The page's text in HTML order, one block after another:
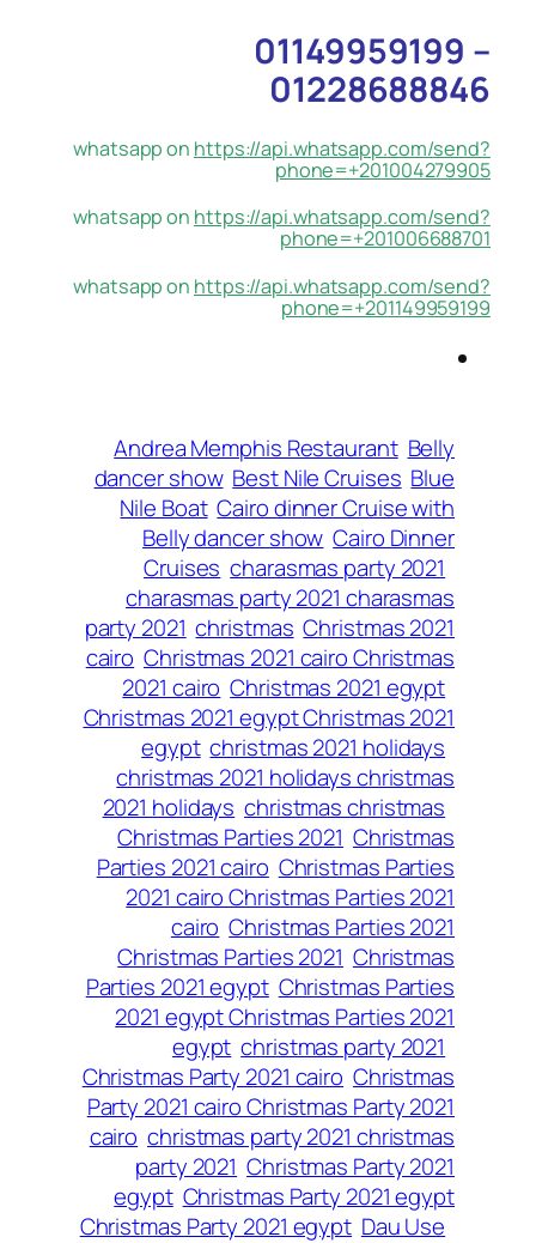
01149959199 –
01228688846
whatsapp on https://api.whatsapp.com/send?
phone=+201004279905
whatsapp on https://api.whatsapp.com/send?
phone=+201006688701
whatsapp on https://api.whatsapp.com/send?
phone=+201149959199
Andrea Memphis Restaurant Belly
dancer show Best Nile Cruises Blue
Nile Boat Cairo dinner Cruise with
Belly dancer show Cairo Dinner
Cruises charasmas party 2021
charasmas party 2021 charasmas
party 2021 christmas Christmas 2021
cairo Christmas 2021 cairo Christmas
2021 cairo Christmas 2021 egypt
Christmas 2021 egypt Christmas 2021
egypt christmas 2021 holidays
christmas 2021 holidays christmas
2021 holidays christmas christmas
Christmas Parties 2021 Christmas
Parties 2021 cairo Christmas Parties
2021 cairo Christmas Parties 2021
cairo Christmas Parties 2021
Christmas Parties 2021 Christmas
Parties 2021 egypt Christmas Parties
2021 egypt Christmas Parties 2021
egypt christmas party 2021
Christmas Party 2021 cairo Christmas
Party 2021 cairo Christmas Party 2021
cairo christmas party 2021 christmas
party 2021 Christmas Party 2021
egypt Christmas Party 2021 egypt
Christmas Party 2021 egypt Dau Use